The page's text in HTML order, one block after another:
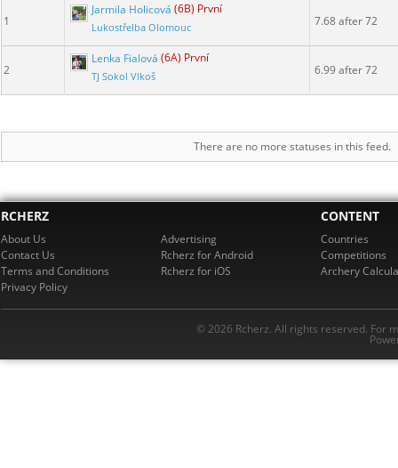
1
Jarmila Holicová (6B) První
Lukostřelba Olomouc 7.68 after 72
2
Lenka Fialová (6A) První
TJ Sokol Vlkoš 6.99 after 72
There are no more statuses in this feed.
RCHERZ
About Us
Contact Us
Terms and Conditions
Privacy Policy
Advertising
Rcherz for Android
Rcherz for iOS
CONTENT
Countries
Competitions
Archery
© 2026 Rcherz. All rights reserved. For